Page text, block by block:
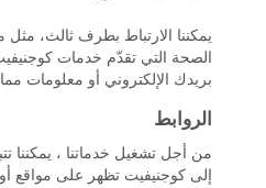
يمكننا الارتباط بطرف ثالث،
الصحة التي تقدّم خدمات
بريدك الإلكتروني أو معلومات
الروابط
من أجل تشغيل خدماتنا ، يمكننا
إلى كوجنيفيت تظهر على مواقع